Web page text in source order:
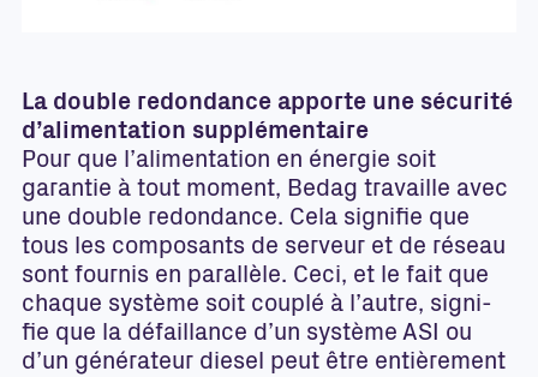
La double redondance apporte une sécurité
d’alimentation supplémentaire
Pour que l’alimentation en énergie soit
garantie à tout moment, Bedag travaille avec
une double redondance. Cela signifie que
tous les composants de serveur et de réseau
sont fournis en parallèle. Ceci, et le fait que
chaque système soit couplé à l’autre, signi-
fie que la défaillance d’un système ASI ou
d’un générateur diesel peut être entièrement